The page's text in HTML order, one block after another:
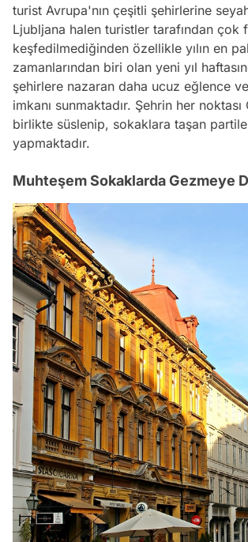
turist Avrupa'nın çeşitli şehirlerine
Ljubljana halen turistler tarafından çok
keşfedilmediğinden özellikle yılın en
zamanlarından biri olan yeni yıl
şehirlere nazaran daha ucuz eğlence
imkanı sunmaktadır. Şehrin her
birlikte süslenip, sokaklara taşan
yapmaktadır.
Muhteşem Sokaklarda Gezmeye